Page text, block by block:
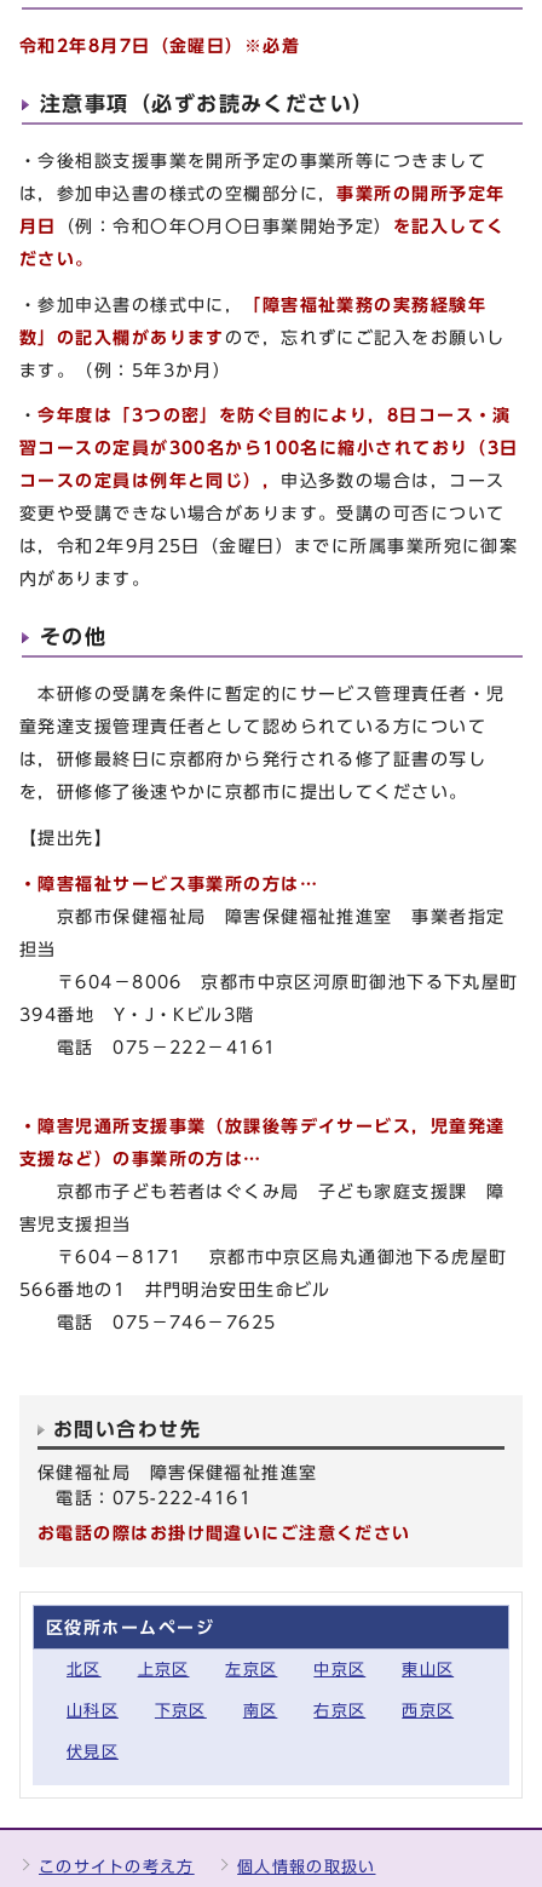
令和2年8月7日（金曜日）※必着
注意事項（必ずお読みください）
・今後相談支援事業を開所予定の事業所等につきまして
は，参加申込書の様式の空欄部分に，事業所の開所予定年
月日
（例：令和〇年〇月〇日事業開始予定） を記入してく
ださい。
・参加申込書の様式中に，
「障害福祉業務の実務経験年
数」の記入欄があります ので，忘れずにご記入をお願いし
ます。（例：5年3か月）
・今年度は「3つの密」を防ぐ目的により，8日コース・演
習コースの定員が300名から100名に縮小されており（3日
コースの定員は例年と同じ）， 申込多数の場合は，コース
変更や受講できない場合があります。受講の可否について
は，令和2年9月25日（金曜日）までに所属事業所宛に御案
内があります。
その他
本研修の受講を条件に暫定的にサービス管理責任者・児
童発達支援管理責任者として認められている方について
は，研修最終日に京都府から発行される修了証書の写し
を，研修修了後速やかに京都市に提出してください。
【提出先】
・障害福祉サービス事業所の方は…
京都市保健福祉局 障害保健福祉推進室 事業者指定
担当
〒604－8006 京都市中京区河原町御池下る下丸屋町
394番地 Y・J・Kビル3階
電話 075－222－4161
・障害児通所支援事業（放課後等デイサービス，児童発達
支援など）の事業所の方は…
京都市子ども若者はぐくみ局 子ども家庭支援課 障
害児支援担当
〒604－8171 京都市中京区烏丸通御池下る虎屋町
566番地の1 井門明治安田生命ビル
電話 075－746－7625
お問い合わせ先
保健福祉局 障害保健福祉推進室
電話：075-222-4161
お電話の際はお掛け間違いにご注意ください
区役所ホームページ
北区 上京区 左京区 中京区 東山区
山科区 下京区 南区 右京区 西京区
伏見区
このサイトの考え方 個人情報の取扱い